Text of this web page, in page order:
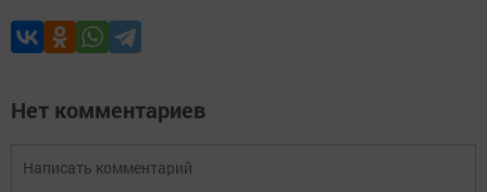
Нет комментариев